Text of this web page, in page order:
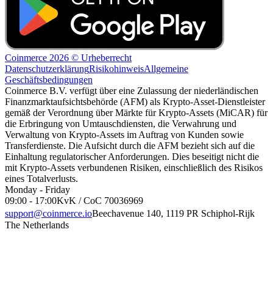
Coinmerce 2026 © Urheberrecht
DatenschutzerklärungRisikohinweisAllgemeine
Geschäftsbedingungen
Coinmerce B.V. verfügt über eine Zulassung der niederländischen
Finanzmarktaufsichtsbehörde (AFM) als Krypto-Asset-Dienstleister
gemäß der Verordnung über Märkte für Krypto-Assets (MiCAR) für
die Erbringung von Umtauschdiensten, die Verwahrung und
Verwaltung von Krypto-Assets im Auftrag von Kunden sowie
Transferdienste. Die Aufsicht durch die AFM bezieht sich auf die
Einhaltung regulatorischer Anforderungen. Dies beseitigt nicht die
mit Krypto-Assets verbundenen Risiken, einschließlich des Risikos
eines Totalverlusts.
Monday - Friday
09:00 - 17:00KvK / CoC 70036969
support@coinmerce.ioBeechavenue 140, 1119 PR Schiphol-Rijk
The Netherlands